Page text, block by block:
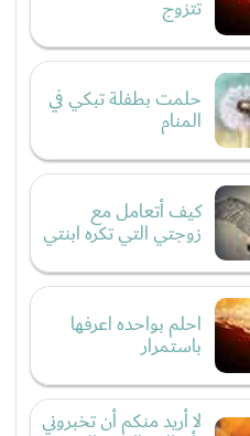
تتزوج
حلمت بطفلة تبكي في
المنام
كيف أتعامل مع
زوجتي التي تكره ابنتي
احلم بواحده اعرفها
باستمرار
لا أريد منكم أن تخبروني